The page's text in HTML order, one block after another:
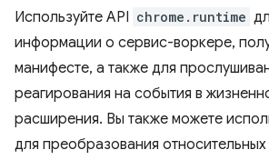
Используйте API chrome.runtime
информации о сервис-воркере,
манифесте, а также для
реагирования на события в
расширения. Вы также можете
для преобразования относительных